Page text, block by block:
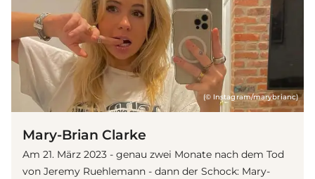
(© Instagram/marybrianc)
Mary-Brian Clarke
Am 21. März 2023 - genau zwei Monate nach dem Tod
von Jeremy Ruehlemann - dann der Schock: Mary-